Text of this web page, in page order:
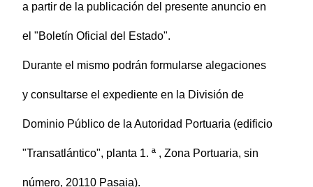
a partir de la publicación del presente anuncio en
el "Boletín Oficial del Estado".
Durante el mismo podrán formularse alegaciones
y consultarse el expediente en la División de
Dominio Público de la Autoridad Portuaria (edificio
"Transatlántico", planta 1. ª , Zona Portuaria, sin
número, 20110 Pasaia).